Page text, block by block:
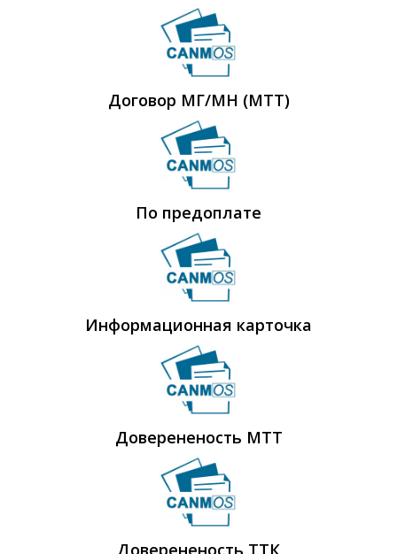
Договор МГ/МН (МТТ)
По предоплате
Информационная карточка
Доверененость МТТ
Доверененость ТТК